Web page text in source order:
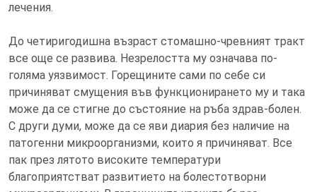
лечения.
До четиригодишна възраст стомашно-чревният тракт
все още се развива. Незрелостта му означава по-
голяма уязвимост. Горещините сами по себе си
причиняват смущения във функционирането му и така
може да се стигне до състояние на ръба здрав-болен.
С други думи, може да се яви диария без наличие на
патогенни микроорганизми, които я причиняват. Все
пак през лятото високите температури
благоприятстват развитието на болестотворни